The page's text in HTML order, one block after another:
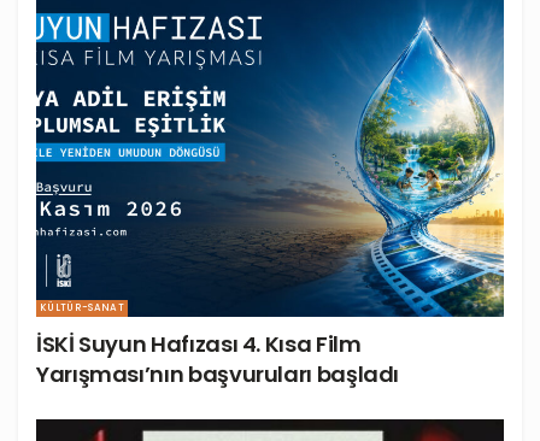
KÜLTÜR-SANAT
İSKİ Suyun Hafızası 4. Kısa Film
Yarışması’nın başvuruları başladı